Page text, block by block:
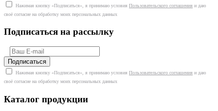
Нажимая кнопку «Подписаться», я принимаю условия Пользовательского соглашения и даю
своё согласие на обработку моих персональных данных
Подписаться на рассылку
Нажимая кнопку «Подписаться», я принимаю условия Пользовательского соглашения и даю
своё согласие на обработку моих персональных данных
Каталог продукции